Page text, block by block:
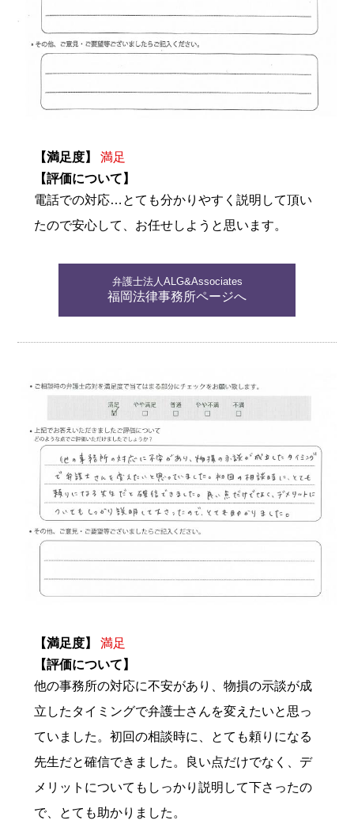
【満足度】
満足
【評価について】
電話での対応…とても分かりやすく説明して頂い
たので安心して、お任せしようと思います。
弁護士法人ALG&Associates
福岡法律事務所ページへ
【満足度】
満足
【評価について】
他の事務所の対応に不安があり、物損の示談が成
立したタイミングで弁護士さんを変えたいと思っ
ていました。初回の相談時に、とても頼りになる
先生だと確信できました。良い点だけでなく、デ
メリットについてもしっかり説明して下さったの
で、とても助かりました。